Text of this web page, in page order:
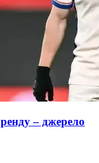
– джерело